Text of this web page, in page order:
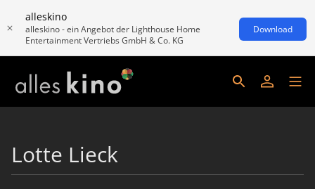
alleskino
alleskino - ein Angebot der Lighthouse Home
Entertainment Vertriebs GmbH & Co. KG
Download
Lotte Lieck